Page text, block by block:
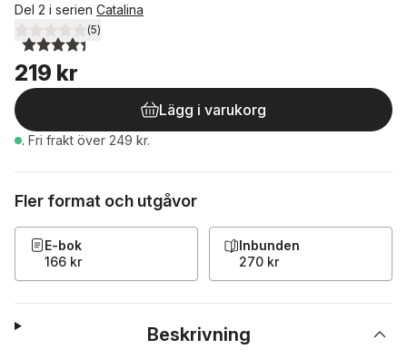
Del 2 i serien Catalina
4,4utav 5 stjärnor. Totalt antal röster:
(5)
219 kr
Lägg i varukorg
. Fri frakt över 249 kr.
Fler format och utgåvor
E-bok
166 kr
Inbunden
270 kr
Beskrivning